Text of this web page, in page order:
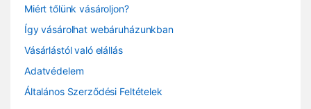
Miért tőlünk vásároljon?
Így vásárolhat webáruházunkban
Vásárlástól való elállás
Adatvédelem
Általános Szerződési Feltételek